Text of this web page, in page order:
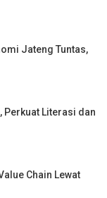
Jateng Tuntas,
Perkuat Literasi dan
Chain Lewat